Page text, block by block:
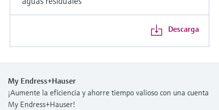
Descarga
My Endress+Hauser
¡Aumente la eficiencia y ahorre tiempo valioso con una cuenta
My Endress+Hauser!